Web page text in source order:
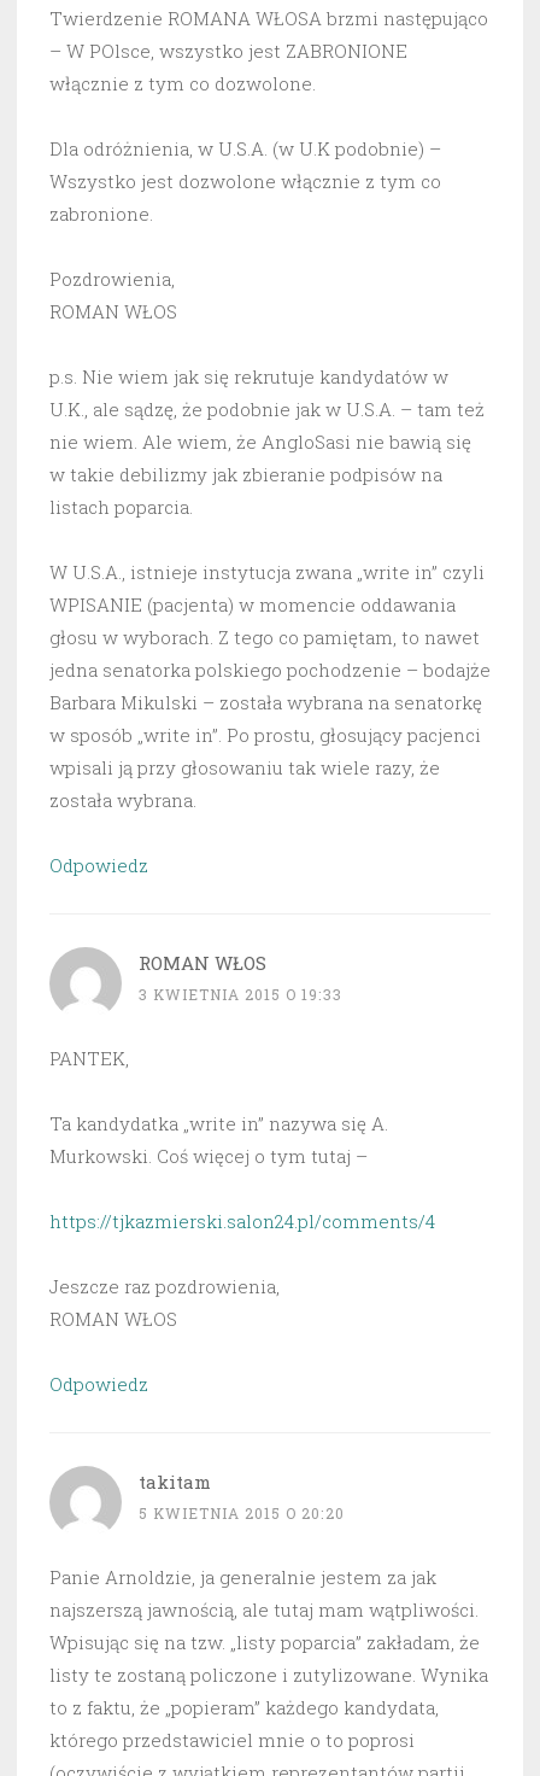
Twierdzenie ROMANA WŁOSA brzmi następująco
– W POlsce, wszystko jest ZABRONIONE
włącznie z tym co dozwolone.
Dla odróżnienia, w U.S.A. (w U.K podobnie) –
Wszystko jest dozwolone włącznie z tym co
zabronione.
Pozdrowienia,
ROMAN WŁOS
p.s. Nie wiem jak się rekrutuje kandydatów w
U.K., ale sądzę, że podobnie jak w U.S.A. – tam też
nie wiem. Ale wiem, że AngloSasi nie bawią się
w takie debilizmy jak zbieranie podpisów na
listach poparcia.
W U.S.A., istnieje instytucja zwana „write in” czyli
WPISANIE (pacjenta) w momencie oddawania
głosu w wyborach. Z tego co pamiętam, to nawet
jedna senatorka polskiego pochodzenie – bodajże
Barbara Mikulski – została wybrana na senatorkę
w sposób „write in”. Po prostu, głosujący pacjenci
wpisali ją przy głosowaniu tak wiele razy, że
została wybrana.
Odpowiedz
ROMAN WŁOS
3 KWIETNIA 2015 O 19:33
PANTEK,
Ta kandydatka „write in” nazywa się A.
Murkowski. Coś więcej o tym tutaj –
https://tjkazmierski.salon24.pl/comments/4
Jeszcze raz pozdrowienia,
ROMAN WŁOS
Odpowiedz
takitam
5 KWIETNIA 2015 O 20:20
Panie Arnoldzie, ja generalnie jestem za jak
najszerszą jawnością, ale tutaj mam wątpliwości.
Wpisując się na tzw. „listy poparcia” zakładam, że
listy te zostaną policzone i zutylizowane. Wynika
to z faktu, że „popieram” każdego kandydata,
którego przedstawiciel mnie o to poprosi